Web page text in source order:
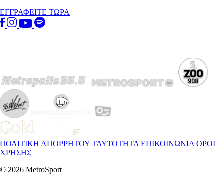
ΕΓΓΡΑΦΕΙΤΕ ΤΩΡΑ
ΠΟΛΙΤΙΚΗ ΑΠΟΡΡΗΤΟΥ ΤΑΥΤΟΤΗΤΑ ΕΠΙΚΟΙΝΩΝΙΑ ΟΡΟΙ
ΧΡΗΣΗΣ
© 2026 MetroSport